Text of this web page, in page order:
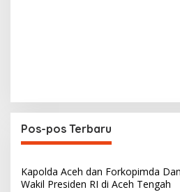
Pos-pos Terbaru
Kapolda Aceh dan Forkopimda
Wakil Presiden RI di Aceh Tengah